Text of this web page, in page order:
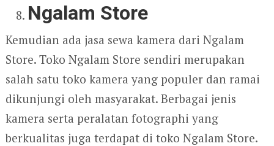
Ngalam Store
Kemudian ada jasa sewa kamera dari Ngalam
Store. Toko Ngalam Store sendiri merupakan
salah satu toko kamera yang populer dan ramai
dikunjungi oleh masyarakat. Berbagai jenis
kamera serta peralatan fotographi yang
berkualitas juga terdapat di toko Ngalam Store.